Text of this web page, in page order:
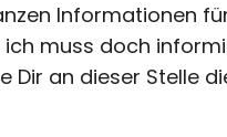
Informationen
muss doch
Dir an dieser Stelle